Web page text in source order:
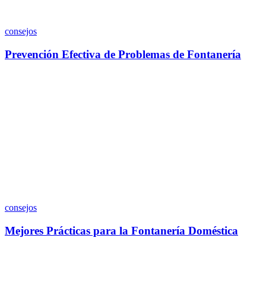
consejos
Prevención Efectiva de Problemas de Fontanería
consejos
Mejores Prácticas para la Fontanería Doméstica